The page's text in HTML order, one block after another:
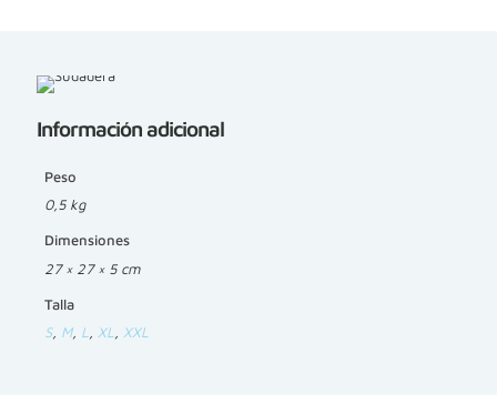
Información adicional
Peso
0,5 kg
Dimensiones
27 × 27 × 5 cm
Talla
S, M, L XL XXL